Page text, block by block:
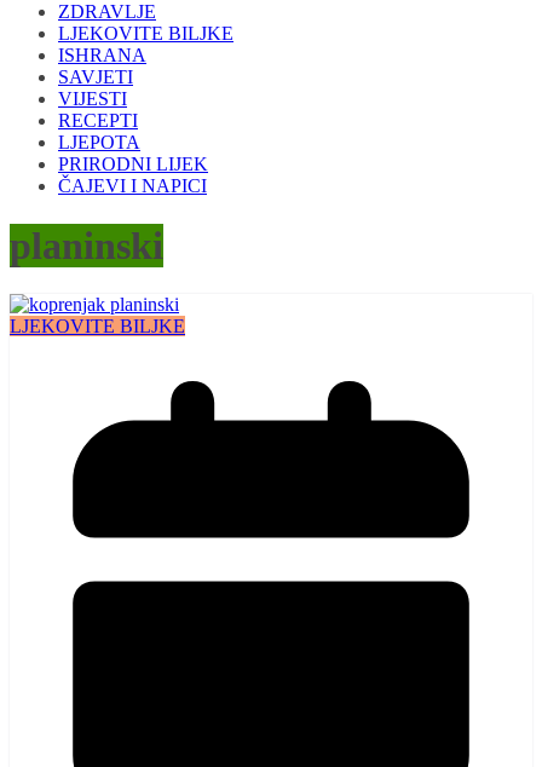
ZDRAVLJE
LJEKOVITE BILJKE
ISHRANA
SAVJETI
VIJESTI
RECEPTI
LJEPOTA
PRIRODNI LIJEK
ČAJEVI I NAPICI
planinski
LJEKOVITE BILJKE